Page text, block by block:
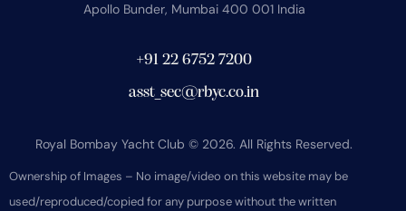
Apollo Bunder, Mumbai 400 001 India
+91 22 6752 7200
asst_sec@rbyc.co.in
Royal Bombay Yacht Club © 2026. All Rights Reserved.
Ownership of Images – No image/video on this website may be
used/reproduced/copied for any purpose without the written